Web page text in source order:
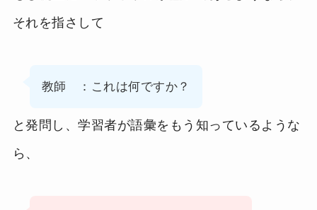
それを指さして
教師 ：これは何ですか？
と発問し、学習者が語彙をもう知っているような
ら、